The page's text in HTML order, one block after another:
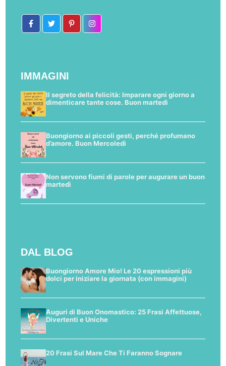
IMMAGINI
Il segreto della felicità: Imparare ogni giorno a
dimenticare tante cose. Buon martedì
Buongiorno ai piccoli gesti, perché profumano
d’amore. Buon Mercoledì
Non servono fiumi di parole per augurare un buon
martedì
DAL BLOG
Buongiorno Amore Mio! Le 20 espressioni più
dolci per iniziare la giornata (con immagini)
Auguri di Buon Onomastico: 25 Frasi Affettuose,
Divertenti e Uniche
20 Frasi Sul Mare Che Ti Faranno Sognare